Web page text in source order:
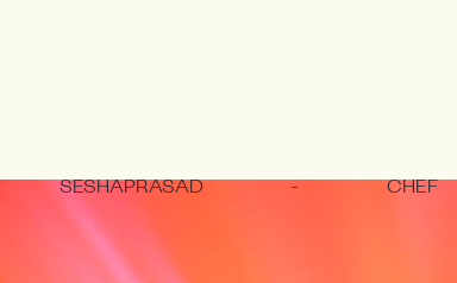
SESHAPRASAD - CHEF